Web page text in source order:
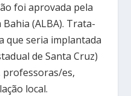
foi aprovada pela
(ALBA). Trata-
que seria implantada
de Santa Cruz)
professoras/es,
local.